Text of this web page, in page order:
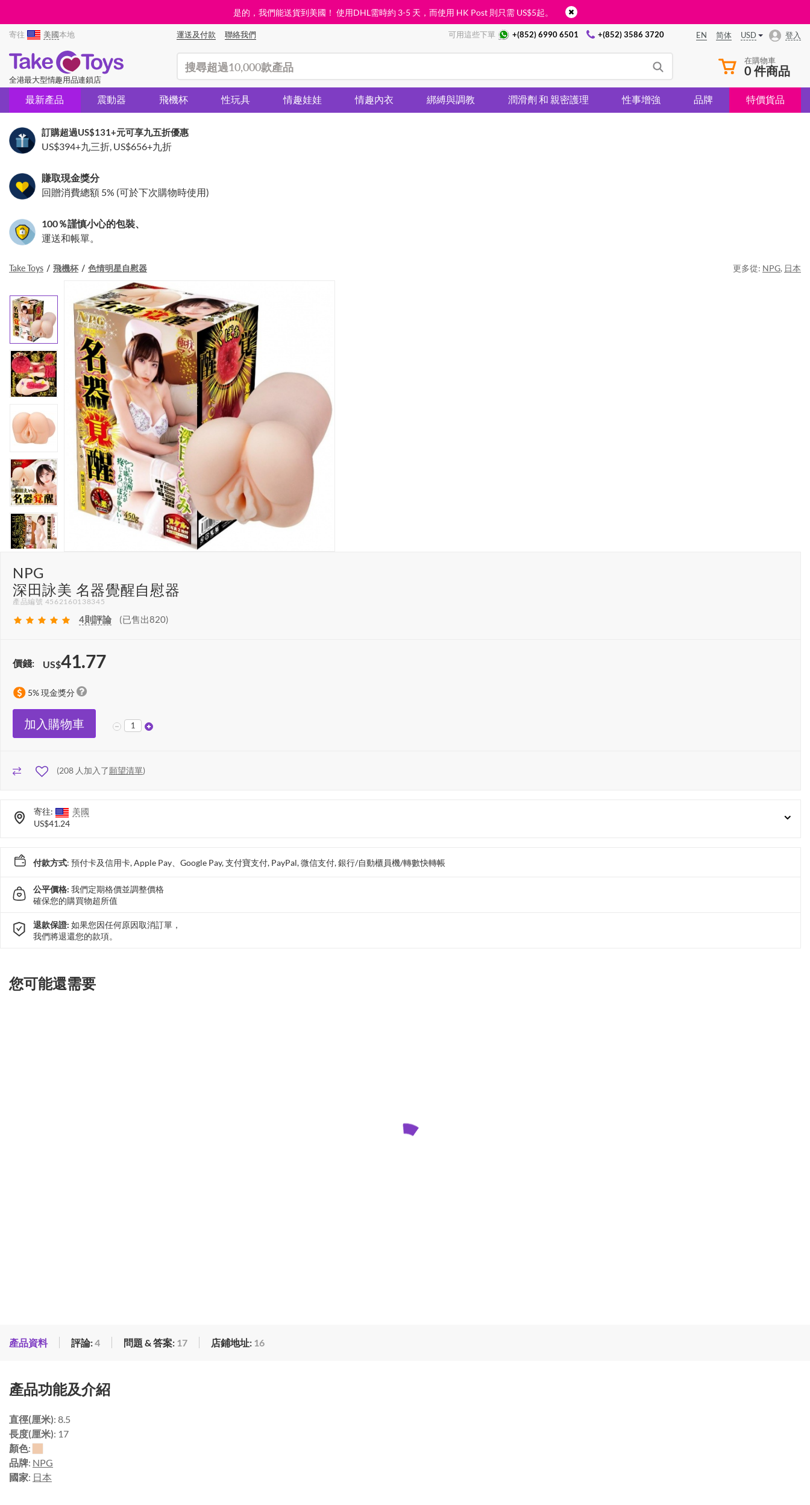
是的，我們能送貨到美國！ 使用DHL需時約 3-5 天，而使用 HK Post 則只需 US$5起。
寄往 美國本地 運送及付款 聯絡我們 可用這些下單 +(852) 6990 6501 +(852) 3586 3720 EN 简体 USD 登入
在購物車
0 件商品
全港最大型情趣用品連鎖店
最新產品 震動器 飛機杯 性玩具 情趣娃娃 情趣內衣 綁縛與調教 潤滑劑 和 親密護理 性事增強 品牌 特價貨品
訂購超過US$131+元可享九五折優惠
US$394+九三折, US$656+九折
賺取現金獎分
回贈消費總額 5% (可於下次購物時使用)
100％謹慎小心的包裝、
運送和帳單。
Take Toys 飛機杯 色情明星自慰器 更多從: NPG, 日本
NPG
深田詠美 名器覺醒自慰器
產品編號 4562160138345
4則評論 (已售出820)
價錢: US$41.77
5% 現金獎分
加入購物車
(208 人加入了願望清單)
寄往:
美國
US$41.24
付款方式: 預付卡及信用卡, Apple Pay、Google Pay, 支付寶支付, PayPal, 微信支付, 銀行/自動櫃員機/轉數快轉帳
公平價格: 我們定期格價並調整價格
確保您的購買物超所值
退款保證: 如果您因任何原因取消訂單，
我們將退還您的款項。
您可能還需要
產品資料 評論:4 問題 & 答案: 17 店鋪地址: 16
產品功能及介紹
直徑(厘米): 8.5
長度(厘米): 17
顏色:
品牌: NPG
國家: 日本